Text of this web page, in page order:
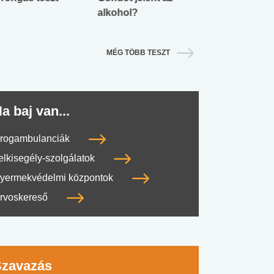
alkohol?
MÉG TÖBB TESZT
baj van...
szolgálatok
központok